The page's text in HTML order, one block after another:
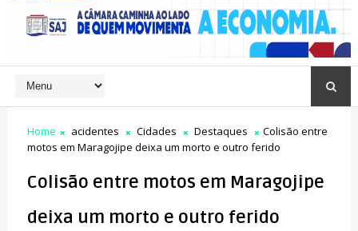
Home acidentes Cidades Destaques
Colisão entre
motos em Maragojipe deixa um morto e outro ferido
Colisão entre motos em Maragojipe
deixa um morto e outro ferido